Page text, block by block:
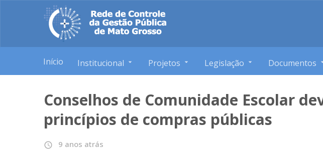
Início Institucional Projetos Legislação Documentos
Conselhos de Comunidade Escolar
princípios de compras públicas
access_time 9 anos atrás